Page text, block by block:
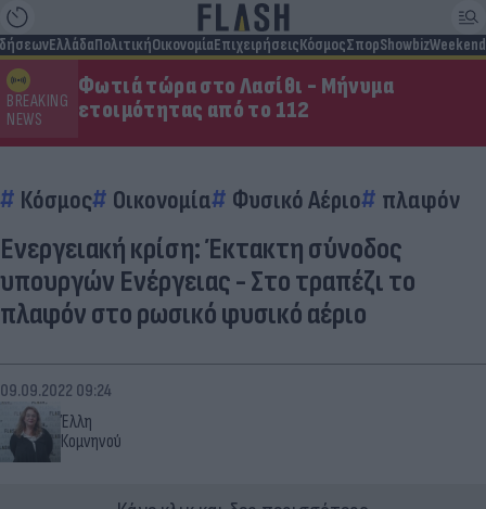
ΕλλάδαΠολιτικήΟικονομίαΕπιχειρήσειςΚόσμοςΣπορShowbizWeekend
BREAKING
NEWS
Φωτιά τώρα στο Λασίθι - Μήνυμα
ετοιμότητας από το 112
Κόσμος Οικονομία Φυσικό Αέριο πλαφόν
Ενεργειακή κρίση: Έκτακτη σύνοδος
υπουργών Ενέργειας - Στο τραπέζι το
πλαφόν στο ρωσικό φυσικό αέριο
Έλλη
Κομνηνού
09.09.2022 09:24